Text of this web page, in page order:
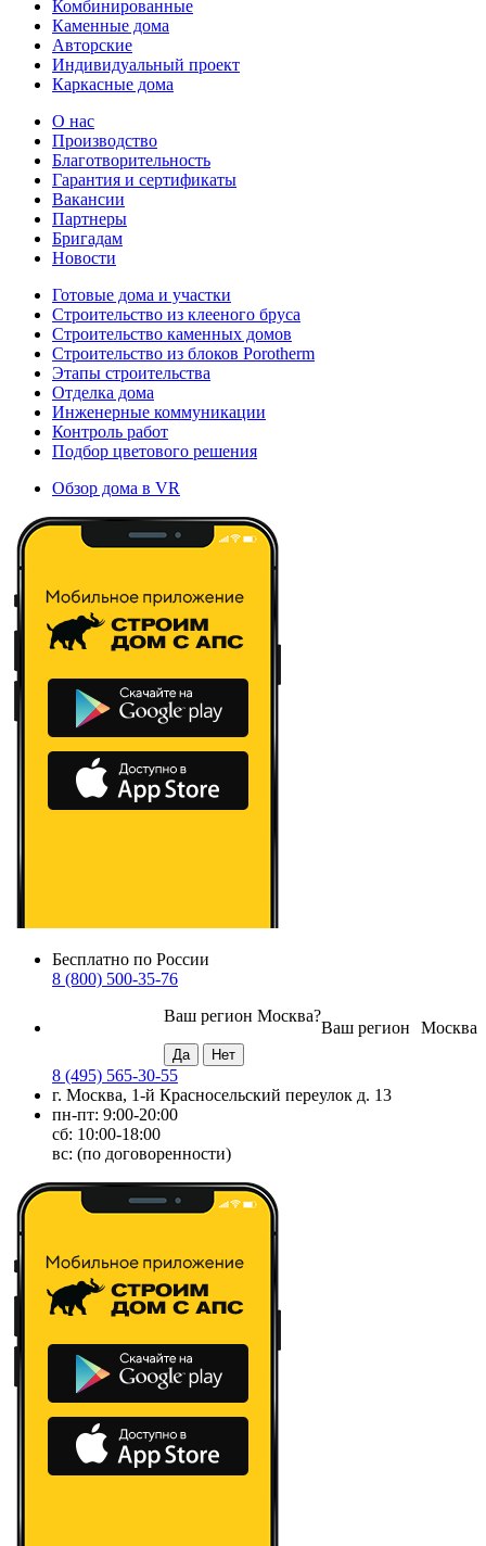
Комбинированные
Каменные дома
Авторские
Индивидуальный проект
Каркасные дома
О нас
Производство
Благотворительность
Гарантия и сертификаты
Вакансии
Партнеры
Бригадам
Новости
Готовые дома и участки
Строительство из клееного бруса
Строительство каменных домов
Строительство из блоков Porotherm
Этапы строительства
Отделка дома
Инженерные коммуникации
Контроль работ
Подбор цветового решения
Обзор дома в VR
Бесплатно по России
8 (800) 500-35-76
Москва
Ваш регион
Ваш регион Москва?
8 (495) 565-30-55
г. Москва, 1-й Красносельский переулок д. 13
пн-пт: 9:00-20:00
сб: 10:00-18:00
вс: (по договоренности)